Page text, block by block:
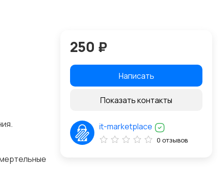
250 ₽
Написать
Показать контакты
it-marketplace
0 отзывов